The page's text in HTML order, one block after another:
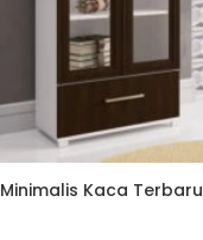
Kaca Terbaru